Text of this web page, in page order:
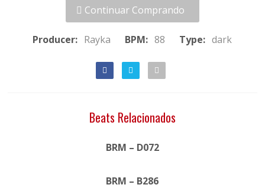
Continuar Comprando
Producer: Rayka BPM: 88 Type: dark
Beats Relacionados
BRM – D072
BRM – B286